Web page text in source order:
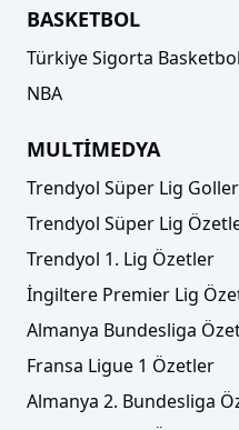
BASKETBOL
Türkiye Sigorta
NBA
MULTİMEDYA
Trendyol Süper Lig Goller
Trendyol Süper Lig
Trendyol 1. Lig Özetler
İngiltere Premier Lig
Almanya Bundesliga
Fransa Ligue 1 Özetler
Almanya 2. Bundesliga